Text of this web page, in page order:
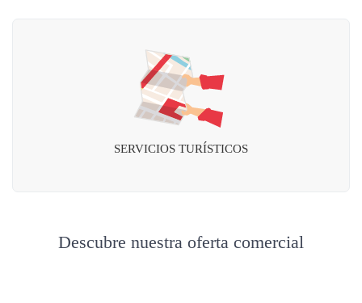
SERVICIOS TURÍSTICOS
Descubre nuestra oferta comercial